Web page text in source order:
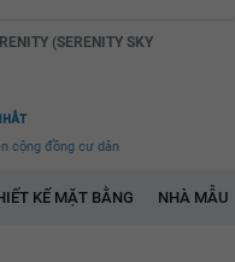
(SERENITY SKY
cộng đồng cư dân
KẾ MẶT BẰNG NHÀ MẪU